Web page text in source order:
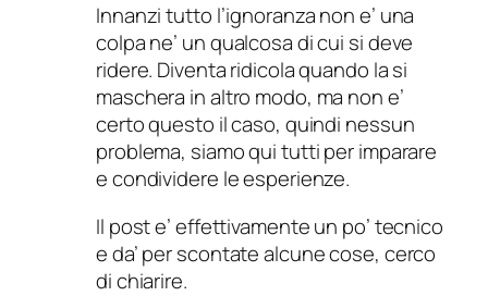
Innanzi tutto l’ignoranza non e’ una
colpa ne’ un qualcosa di cui si deve
ridere. Diventa ridicola quando la si
maschera in altro modo, ma non e’
certo questo il caso, quindi nessun
problema, siamo qui tutti per imparare
e condividere le esperienze.
Il post e’ effettivamente un po’ tecnico
e da’ per scontate alcune cose, cerco
di chiarire.